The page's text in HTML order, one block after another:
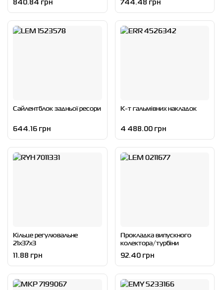
840.84 грн 744.48 грн
Сайлентблок задньої ресори
644.16 грн
К-т гальмівних накладок
4 488.00 грн
Кільце регулювальне
21x37x3
11.88 грн
Прокладка випускного
колектора/турбіни
92.40 грн